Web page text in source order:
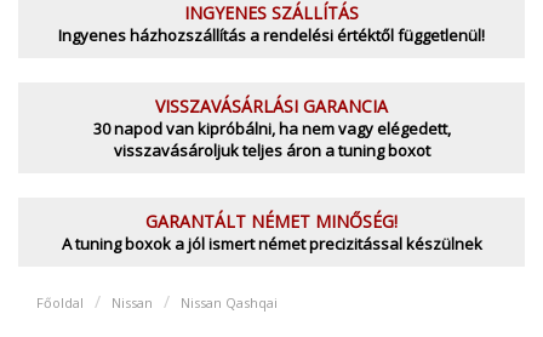
INGYENES SZÁLLÍTÁS
Ingyenes házhozszállítás a rendelési értéktől függetlenül!
VISSZAVÁSÁRLÁSI GARANCIA
30 napod van kipróbálni, ha nem vagy elégedett,
visszavásároljuk teljes áron a tuning boxot
GARANTÁLT NÉMET MINŐSÉG!
A tuning boxok a jól ismert német precizitással készülnek
Főoldal Nissan Nissan Qashqai